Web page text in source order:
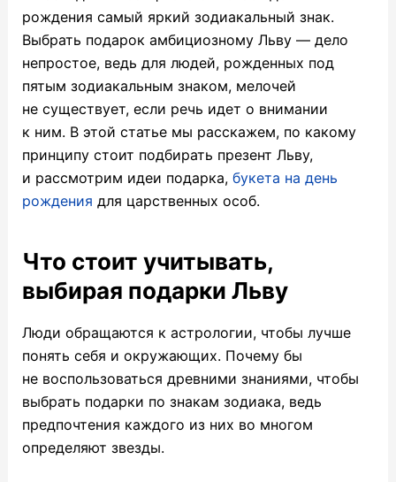
рождения самый яркий зодиакальный знак.
Выбрать подарок амбициозному Льву — дело
непростое, ведь для людей, рожденных под
пятым зодиакальным знаком, мелочей
не существует, если речь идет о внимании
к ним. В этой статье мы расскажем, по какому
принципу стоит подбирать презент Льву,
и рассмотрим идеи подарка, букета на день
рождения для царственных особ.
Что стоит учитывать,
выбирая подарки Льву
Люди обращаются к астрологии, чтобы лучше
понять себя и окружающих. Почему бы
не воспользоваться древними знаниями, чтобы
выбрать подарки по знакам зодиака, ведь
предпочтения каждого из них во многом
определяют звезды.